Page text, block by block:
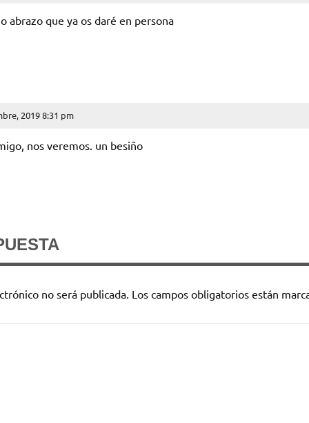
abrazo que ya os daré en persona
2019 8:31 pm
nos veremos. un besiño
no será publicada. Los campos obligatorios están